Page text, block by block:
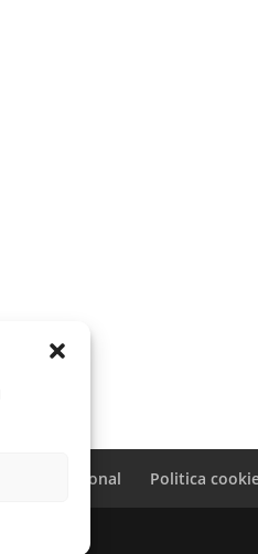
personal Politica